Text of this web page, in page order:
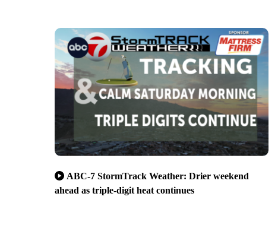
ABC-7 StormTrack Weather: Drier weekend
ahead as triple-digit heat continues